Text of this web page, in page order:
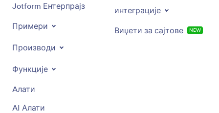
Jotform Ентерпрајз
Примери
Производи
Функције
Aлати
AI Алати
интеграције
Виџети за сајтове NEW